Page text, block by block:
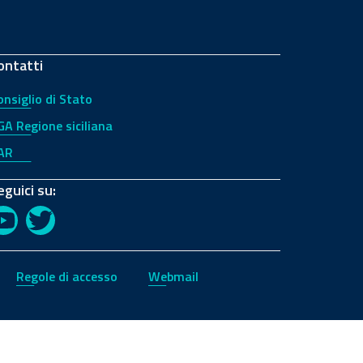
di Stato
Regione siciliana
su:
YouTubeTwitter
Regole di accesso Webmail